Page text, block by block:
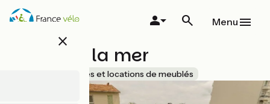
Aller
au
close
Menu
L'or dans la mer
Gîtes et locations de meublés